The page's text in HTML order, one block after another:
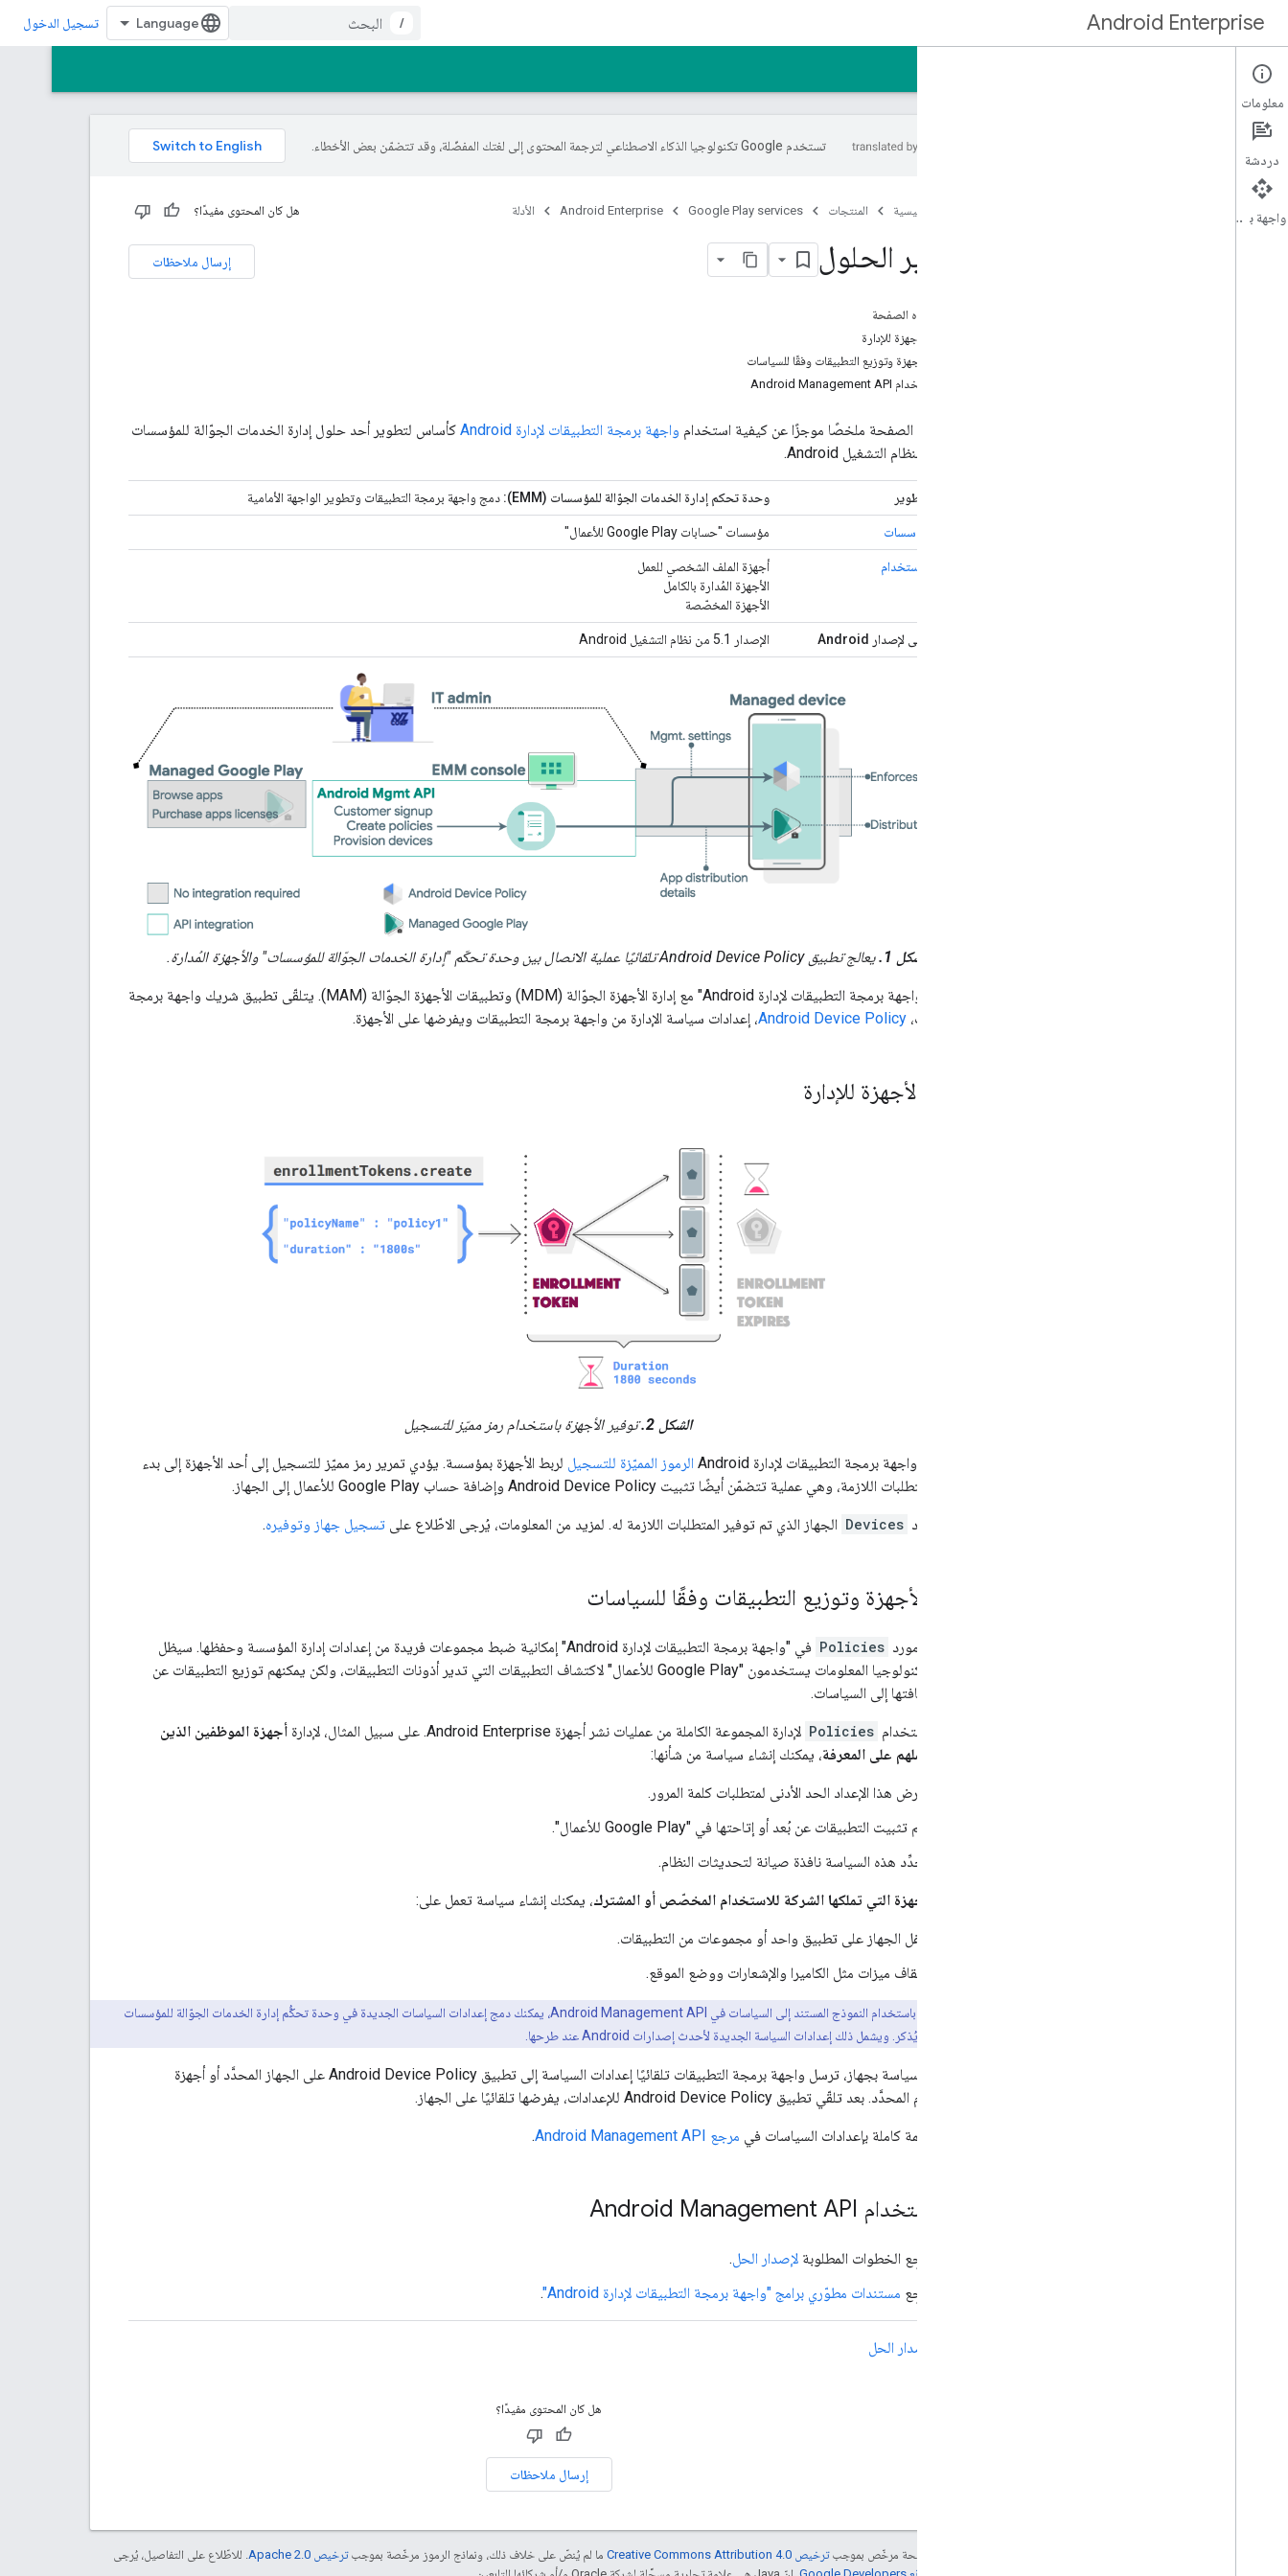
Android Enterprise
/ تسجيل الدخول
البدء
نظرة عامة
تستخدم Google تكنولوجيا الذكاء الاصطناعي لترجمة المحتوى إلى لغتك المفضّلة، وقد تتضمّن بعض الأخطاء.
الصفحة الرئيسية المنتجات Google Play services
Android Enterprise الأدلة هل كان المحتوى مفيدًا؟
إرسال ملاحظات تطوير الحلول
على هذه الصفحة
إعداد الأجهزة للإدارة
إدارة الأجهزة وتوزيع التطبيقات وفقًا للسياسات
بدء استخدام Android Management API
توفّر هذه الصفحة ملخصًا موجزًا عن كيفية استخدام واجهة برمجة التطبيقات لإدارة Android
كأساس لتطوير أحد حلول إدارة الخدمات الجوّالة للمؤسسات
جهود التطوير وحدة تحكم إدارة الخدمات الجوّالة للمؤسسات (EMM): دمج واجهة برمجة التطبيقات وتطوير الواجهة الأمامية
أنواع المؤسسات مؤسسات "حسابات Google Play للأعمال"
حالات الاستخدام
أجهزة الملف الشخصي للعمل
الأجهزة المُدارة بالكامل
الأجهزة المخصّصة
الحد الأدنى لإصدار Android الإصدار 5.1 من نظام التشغيل Android
الشكل 1. يعالج تطبيق Android Device Policy تلقائيًا عملية الاتصال بين وحدة تحكّم "إدارة الخدمات الجوّالة للمؤسسات" والأجهزة المُدارة.
تتوافق "واجهة برمجة التطبيقات لإدارة Android" مع إدارة الأجهزة الجوّالة (MDM) وتطبيقات الأجهزة الجوّالة (MAM). يتلقّى تطبيق شريك واجهة برمجة
التطبيقات، Android Device Policy، إعدادات سياسة الإدارة من واجهة برمجة التطبيقات ويفرضها على الأجهزة.
إعداد الأجهزة للإدارة
الشكل 2. توفير الأجهزة باستخدام رمز مميّز للتسجيل
تستخدم واجهة برمجة التطبيقات لإدارة Android الرموز المميّزة للتسجيل لربط الأجهزة بمؤسسة. يؤدي تمرير رمز مميّز للتسجيل إلى أحد الأجهزة إلى بدء
توفير المتطلبات اللازمة، وهي عملية تتضمّن أيضًا تثبيت Android Device Policy وإضافة حساب Google Play للأعمال إلى الجهاز.
يمثِّل مورد Devices الجهاز الذي تم توفير المتطلبات اللازمة له. لمزيد من المعلومات، يُرجى الاطّلاع على تسجيل جهاز وتوفيره.
إدارة الأجهزة وتوزيع التطبيقات وفقًا للسياسات
يتيح لك مورد Policies
في "واجهة برمجة التطبيقات لإدارة Android" إمكانية ضبط مجموعات فريدة من إعدادات إدارة المؤسسة وحفظها. سيظل
مشرفو تكنولوجيا المعلومات يستخدمون "Google Play للأعمال" لاكتشاف التطبيقات التي تدير أذونات التطبيقات، ولكن يمكنهم توزيع التطبيقات عن
طريق إضافتها إلى السياسات.
يمكنك استخدام Policies لإدارة المجموعة الكاملة من عمليات نشر أجهزة Android Enterprise. على سبيل المثال، لإدارة
أجهزة الموظفين الذين
يستند عملهم على المعرفة، يمكنك إنشاء سياسة من شأنها:
يفرض هذا الإعداد الحد الأدنى لمتطلبات كلمة المرور.
يتم تثبيت التطبيقات عن بُعد أو إتاحتها في "Google Play للأعمال".
تحدِّد هذه السياسة نافذة صيانة لتحديثات النظام.
الأجهزة التي تملكها الشركة للاستخدام المخصّص أو المشترك، يمكنك إنشاء سياسة تعمل على:
لقفل الجهاز على تطبيق واحد أو مجموعات من التطبيقات.
لإيقاف ميزات مثل الكاميرا والإشعارات ووضع الموقع.
باستخدام النموذج المستند إلى السياسات في Android Management API، يمكنك دمج إعدادات السياسات الجديدة في وحدة تحكُّم إدارة الخدمات الجوّالة للمؤسسات
عند ربط سياسة بجهاز، ترسل واجهة برمجة التطبيقات تلقائيًا إعدادات السياسة إلى تطبيق Android Device Policy على الجهاز المحدَّد أو أجهزة
المستخدم المحدَّد. بعد تلقّي تطبيق Android Device Policy للإعدادات، يفرضها تلقائيًا على الجهاز.
تتوفّر قائمة كاملة بإعدادات السياسات في مرجع Android Management API .
بدء استخدام Android Management API
راجِع الخطوات المطلوبة لإصدار الحل .
راجِع مستندات مطوّري برامج "واجهة برمجة التطبيقات لإدارة Android" .
إصدار الحل
هل كان المحتوى مفيدًا؟
إرسال ملاحظات
إنّ محتوى هذه الصفحة مرخّص بموجبترخيص Creative Commons Attribution 4.0‏ ما لم يُنصّ على خلاف ذلك، ونماذج الرموز مرخّصة بموجبترخيص Apache 2.0‏
. للاطّلاع على التفاصيل، يُرجى
معلومات
دردشة
واجهة برمجة التطبيقات